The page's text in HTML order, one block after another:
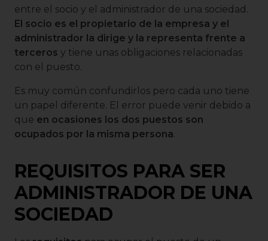
entre el socio y el administrador de una sociedad.
El socio es el propietario de la empresa y el
administrador la dirige y la representa frente a
terceros y tiene unas obligaciones relacionadas
con el puesto.
Es muy común confundirlos pero cada uno tiene
un papel diferente. El error puede venir debido a
que en ocasiones los dos puestos son
ocupados por la misma persona.
REQUISITOS PARA SER
ADMINISTRADOR DE UNA
SOCIEDAD